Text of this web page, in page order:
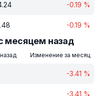
-0.19 %
-0.19 %
месяцем назад
Изменение за месяц
-3.41 %
-3.41 %